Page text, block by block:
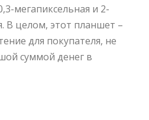
мегапиксельная и 2-
В целом, этот планшет –
для покупателя, не
суммой денег в